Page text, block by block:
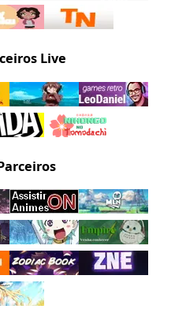
Live